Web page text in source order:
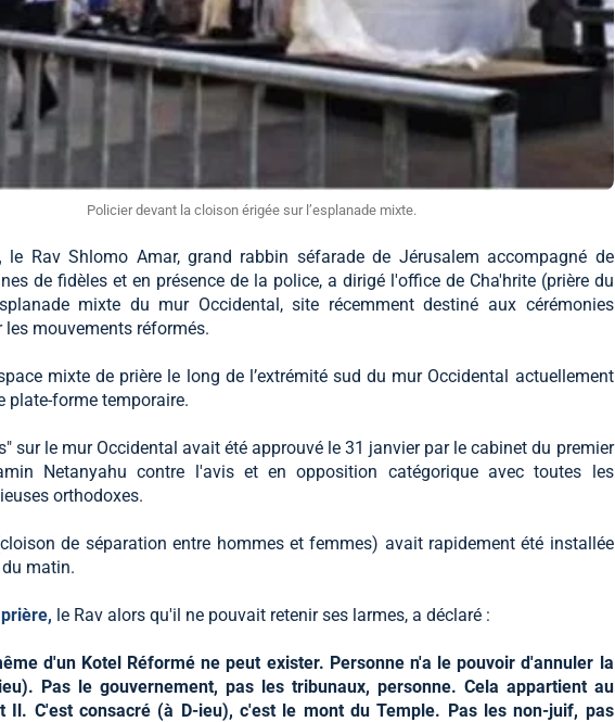
Policier devant la cloison érigée sur l’esplanade mixte.
le Rav Shlomo Amar, grand rabbin séfarade de Jérusalem accompagné de
de fidèles et en présence de la police, a dirigé l'office de Cha'hrite (prière du
mixte du mur Occidental, site récemment destiné aux cérémonies
les mouvements réformés.
mixte de prière le long de l’extrémité sud du mur Occidental actuellement
plate-forme temporaire.
sur le mur Occidental avait été approuvé le 31 janvier par le cabinet du premier
Netanyahu contre l'avis et en opposition catégorique avec toutes les
orthodoxes.
de séparation entre hommes et femmes) avait rapidement été installée
matin.
le Rav alors qu'il ne pouvait retenir ses larmes, a déclaré :
d'un Kotel Réformé ne peut exister. Personne n'a le pouvoir d'annuler la
Pas le gouvernement, pas les tribunaux, personne. Cela appartient au
Il. C'est consacré (à D-ieu), c'est le mont du Temple. Pas les non-juif, pas